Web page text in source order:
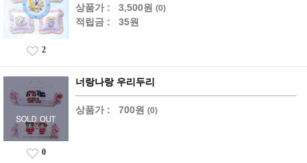
상품가 : 3,500원 (0)
적립금 : 35원
2
너랑나랑 우리두리
상품가 : 700원 (0)
0